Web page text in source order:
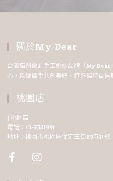
關於My Dear
台灣獨創設計手工婚紗品牌「My
心，象徵攜手共創美好，打造獨特自信
桃園店
| 桃園店
電話：03-3321991
地址：桃園市桃園區保定三街89巷10號